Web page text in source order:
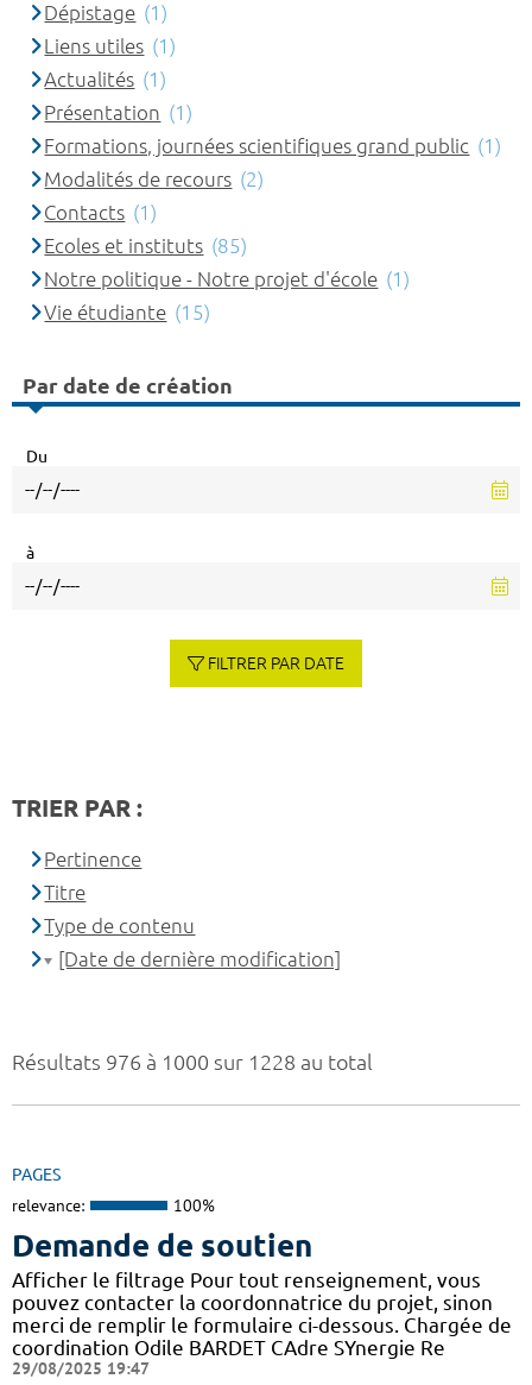
Résultats 976 à 1000 sur 1228 au total
PAGES
relevance: 100%
Demande de soutien
Afficher le filtrage Pour tout renseignement, vous
pouvez contacter la coordonnatrice du projet, sinon
merci de remplir le formulaire ci-dessous. Chargée de
coordination Odile BARDET CAdre SYnergie Re
29/08/2025 19:47
Dépistage (1)
Liens utiles (1)
Actualités (1)
Présentation (1)
Formations, journées scientifiques grand public (1)
Modalités de recours (2)
Contacts (1)
Ecoles et instituts (85)
Notre politique - Notre projet d'école (1)
Vie étudiante (15)
Par date de création
Du
à
FILTRER PAR DATE
TRIER PAR :
Pertinence
Titre
Type de contenu
[Date de dernière modification]